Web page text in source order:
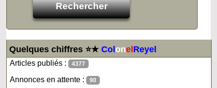
Quelques chiffres ⭐★ColonelReyel
Articles publiés : 4377
Annonces en attente : 90